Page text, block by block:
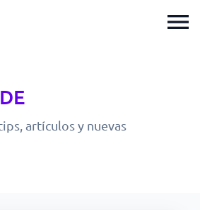
menu
artículos y nuevas